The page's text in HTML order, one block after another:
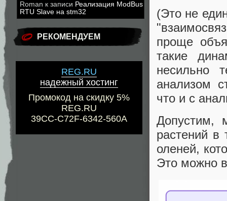
Roman к записи Реализация ModBus
RTU Slave на stm32
РЕКОМЕНДУЕМ
REG.RU
надежный хостинг
Промокод на скидку 5%
REG.RU
39CC-C72F-6342-560A
(Это не
проще
такие
несильно
анализом
что и с
Допустим,
растений в
оленей,
Это можно